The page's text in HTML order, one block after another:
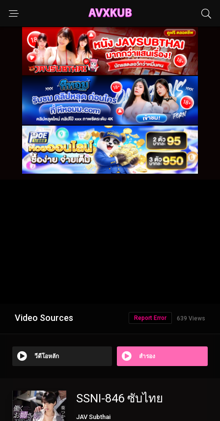
Video Sources 639 Views
Report Error
วีดีโอหลัก สำรอง
SSNI-846 ซับไทย
JAV Subthai